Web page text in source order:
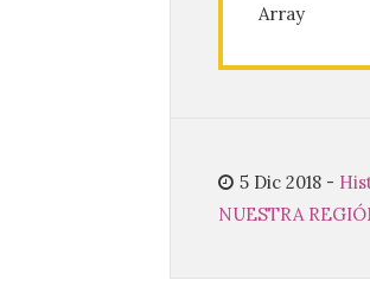
Array
5 Dic 2018 -
NUESTRA